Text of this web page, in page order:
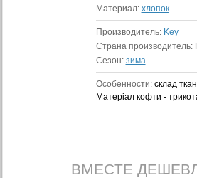
Материал: хлопок
Производитель: Key
Страна производитель:
Сезон: зима
Особенности: склад
Матеріал кофти -
ВМЕСТЕ